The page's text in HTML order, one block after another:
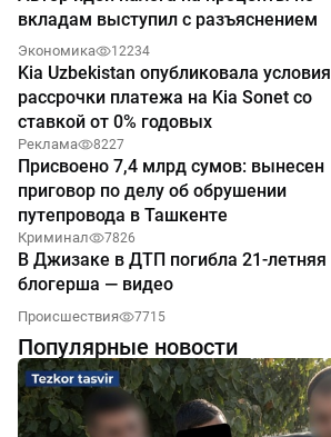
вкладам выступил с разъяснением
Экономика 12234
Kia Uzbekistan опубликовала условия
рассрочки платежа на Kia Sonet со
ставкой от 0% годовых
Реклама 8227
Присвоено 7,4 млрд сумов: вынесен
приговор по делу об обрушении
путепровода в Ташкенте
Криминал 7826
В Джизаке в ДТП погибла 21-летняя
блогерша — видео
Происшествия 7715
Популярные новости